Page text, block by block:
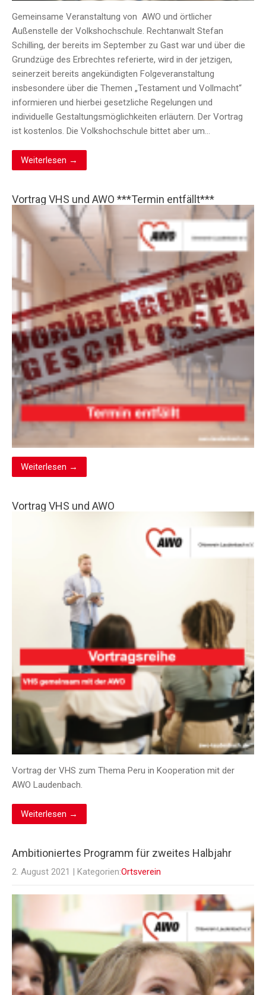
Gemeinsame Veranstaltung von AWO und örtlicher
Außenstelle der Volkshochschule. Rechtanwalt Stefan
Schilling, der bereits im September zu Gast war und über die
Grundzüge des Erbrechtes referierte, wird in der jetzigen,
seinerzeit bereits angekündigten Folgeveranstaltung
insbesondere über die Themen „Testament und Vollmacht“
informieren und hierbei gesetzliche Regelungen und
individuelle Gestaltungsmöglichkeiten erläutern. Der Vortrag
ist kostenlos. Die Volkshochschule bittet aber um…
Weiterlesen →
Vortrag VHS und AWO ***Termin entfällt***
Weiterlesen →
Vortrag VHS und AWO
Vortrag der VHS zum Thema Peru in Kooperation mit der
AWO Laudenbach.
Weiterlesen →
Ambitioniertes Programm für zweites Halbjahr
2. August 2021 | Kategorien:Ortsverein